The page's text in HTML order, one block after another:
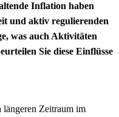
Inflation haben
und aktiv regulierenden
was auch Aktivitäten
Sie diese Einflüsse
längeren Zeitraum im